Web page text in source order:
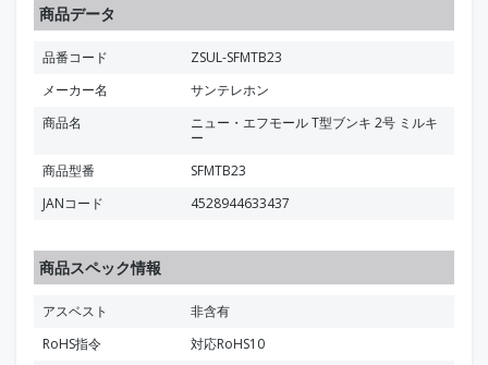
商品データ
品番コード
ZSUL-SFMTB23
メーカー名
サンテレホン
商品名
ニュー・エフモール T型ブンキ 2号 ミルキ
ー
商品型番
SFMTB23
JANコード
4528944633437
商品スペック情報
アスベスト
非含有
RoHS指令
対応RoHS10